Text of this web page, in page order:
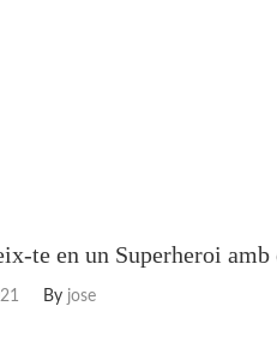
te en un Superheroi amb
By jose